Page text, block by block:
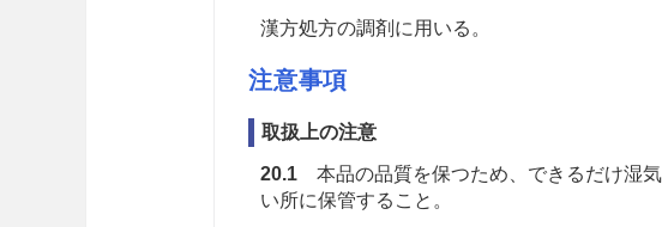
漢方処方の調剤に用いる。
注意事項
取扱上の注意
20.1本品の品質を保つため、できるだけ湿
い所に保管すること。